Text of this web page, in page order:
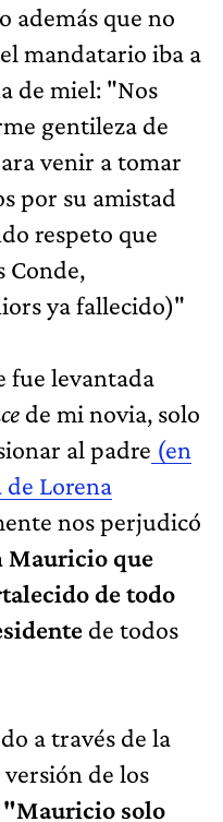
además que no
mandatario iba a
de miel: "Nos
gentileza de
venir a tomar
por su amistad
respeto que
Conde,
ya fallecido)"
fue levantada
de mi novia, solo
al padre (en
de Lorena
nos perjudicó
Mauricio que
de todo
de todos
a través de la
de los
"Mauricio solo